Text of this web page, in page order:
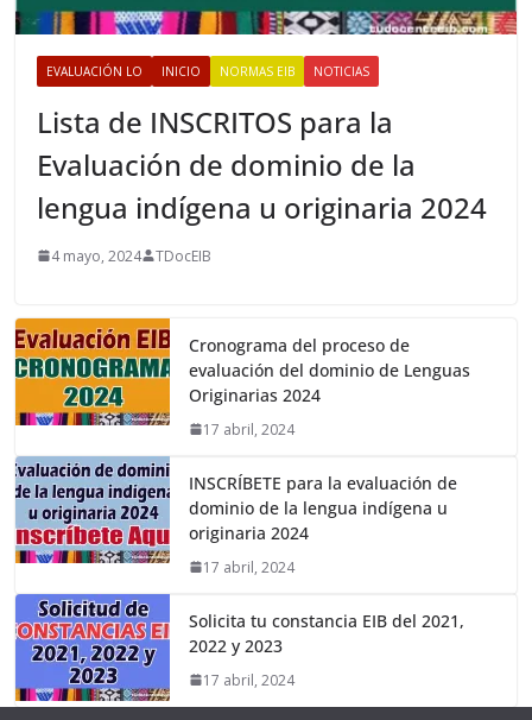
EVALUACIÓN LO INICIO NORMAS EIB NOTICIAS
Lista de INSCRITOS para la
Evaluación de dominio de la
lengua indígena u originaria 2024
4 mayo, 2024 TDocEIB
Cronograma del proceso de
evaluación del dominio de Lenguas
Originarias 2024
17 abril, 2024
INSCRÍBETE para la evaluación de
dominio de la lengua indígena u
originaria 2024
17 abril, 2024
Solicita tu constancia EIB del 2021,
2022 y 2023
17 abril, 2024